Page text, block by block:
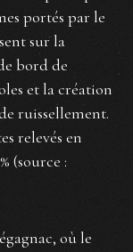
portés par le
sur la
bord de
et la création
ruissellement.
relevés en
(source :
où le